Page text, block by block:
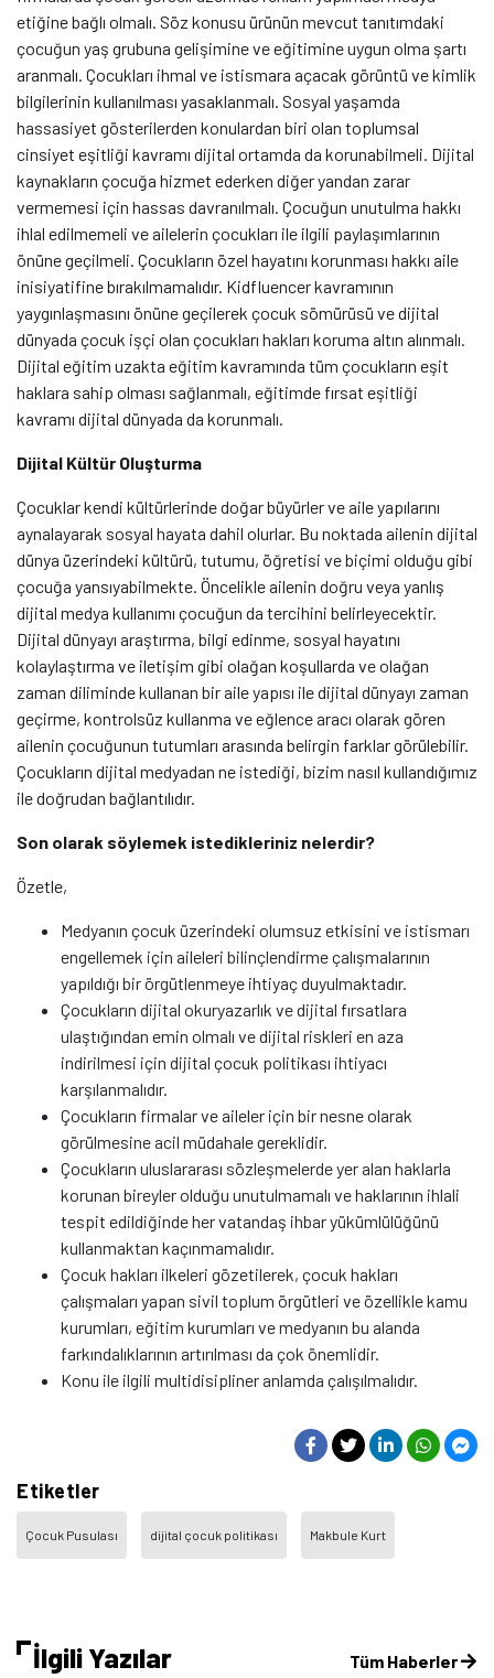
etiğine bağlı olmalı. Söz konusu ürünün mevcut tanıtımdaki
çocuğun yaş grubuna gelişimine ve eğitimine uygun olma şartı
aranmalı. Çocukları ihmal ve istismara açacak görüntü ve kimlik
bilgilerinin kullanılması yasaklanmalı. Sosyal yaşamda
hassasiyet gösterilerden konulardan biri olan toplumsal
cinsiyet eşitliği kavramı dijital ortamda da korunabilmeli. Dijital
kaynakların çocuğa hizmet ederken diğer yandan zarar
vermemesi için hassas davranılmalı. Çocuğun unutulma hakkı
ihlal edilmemeli ve ailelerin çocukları ile ilgili paylaşımlarının
önüne geçilmeli. Çocukların özel hayatını korunması hakkı aile
inisiyatifine bırakılmamalıdır. Kidfluencer kavramının
yaygınlaşmasını önüne geçilerek çocuk sömürüsü ve dijital
dünyada çocuk işçi olan çocukları hakları koruma altın alınmalı.
Dijital eğitim uzakta eğitim kavramında tüm çocukların eşit
haklara sahip olması sağlanmalı, eğitimde fırsat eşitliği
kavramı dijital dünyada da korunmalı.
Dijital Kültür Oluşturma
Çocuklar kendi kültürlerinde doğar büyürler ve aile yapılarını
aynalayarak sosyal hayata dahil olurlar. Bu noktada ailenin dijital
dünya üzerindeki kültürü, tutumu, öğretisi ve biçimi olduğu gibi
çocuğa yansıyabilmekte. Öncelikle ailenin doğru veya yanlış
dijital medya kullanımı çocuğun da tercihini belirleyecektir.
Dijital dünyayı araştırma, bilgi edinme, sosyal hayatını
kolaylaştırma ve iletişim gibi olağan koşullarda ve olağan
zaman diliminde kullanan bir aile yapısı ile dijital dünyayı zaman
geçirme, kontrolsüz kullanma ve eğlence aracı olarak gören
ailenin çocuğunun tutumları arasında belirgin farklar görülebilir.
Çocukların dijital medyadan ne istediği, bizim nasıl kullandığımız
ile doğrudan bağlantılıdır.
Son olarak söylemek istedikleriniz nelerdir?
Özetle,
Medyanın çocuk üzerindeki olumsuz etkisini ve istismarı
engellemek için aileleri bilinçlendirme çalışmalarının
yapıldığı bir örgütlenmeye ihtiyaç duyulmaktadır.
Çocukların dijital okuryazarlık ve dijital fırsatlara
ulaştığından emin olmalı ve dijital riskleri en aza
indirilmesi için dijital çocuk politikası ihtiyacı
karşılanmalıdır.
Çocukların firmalar ve aileler için bir nesne olarak
görülmesine acil müdahale gereklidir.
Çocukların uluslararası sözleşmelerde yer alan haklarla
korunan bireyler olduğu unutulmamalı ve haklarının ihlali
tespit edildiğinde her vatandaş ihbar yükümlülüğünü
kullanmaktan kaçınmamalıdır.
Çocuk hakları ilkeleri gözetilerek, çocuk hakları
çalışmaları yapan sivil toplum örgütleri ve özellikle kamu
kurumları, eğitim kurumları ve medyanın bu alanda
farkındalıklarının artırılması da çok önemlidir.
Konu ile ilgili multidisipliner anlamda çalışılmalıdır.
Etiketler
Çocuk Pusulası dijital çocuk politikası Makbule Kurt
İlgili Yazılar Tüm Haberler